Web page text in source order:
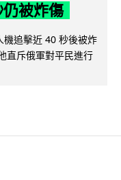
被炸傷
機追擊近 40 秒後被炸
直斥俄軍對平民進行